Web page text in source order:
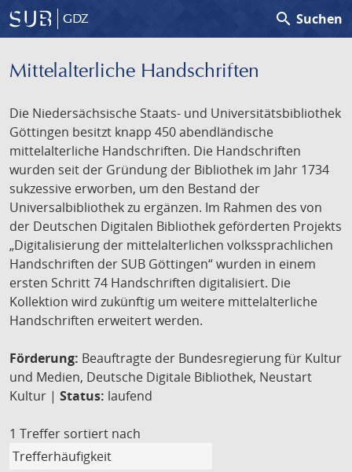
GDZ search Suchen
Mittelalterliche Handschriften
Die Niedersächsische Staats- und Universitätsbibliothek
Göttingen besitzt knapp 450 abendländische
mittelalterliche Handschriften. Die Handschriften
wurden seit der Gründung der Bibliothek im Jahr 1734
sukzessive erworben, um den Bestand der
Universalbibliothek zu ergänzen. Im Rahmen des von
der Deutschen Digitalen Bibliothek geförderten Projekts
„Digitalisierung der mittelalterlichen volkssprachlichen
Handschriften der SUB Göttingen“ wurden in einem
ersten Schritt 74 Handschriften digitalisiert. Die
Kollektion wird zukünftig um weitere mittelalterliche
Handschriften erweitert werden.
Förderung: Beauftragte der Bundesregierung für Kultur
und Medien, Deutsche Digitale Bibliothek, Neustart
Kultur | Status: laufend
1 Treffer sortiert nach